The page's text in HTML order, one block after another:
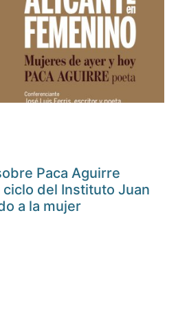
Paca Aguirre
del Instituto Juan
a la mujer